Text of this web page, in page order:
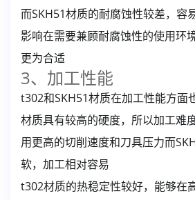
而SKH51材质的耐腐蚀性较差，容
影响在需要兼顾耐腐蚀性的使用环
更为合适
3、加工性能
t302和SKH51材质在加工性能方面
材质具有较高的硬度，所以加工难
用更高的切削速度和刀具压力而
软，加工相对容易
t302材质的热稳定性较好，能够在